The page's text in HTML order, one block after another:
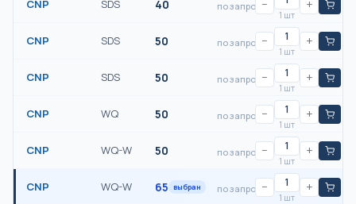
CNP SDS 40 по запросу−
1 шт
+
CNP SDS 50 по запросу−
1 шт
+
CNP SDS 50 по запросу−
1 шт
+
CNP WQ 50 по запросу−
1 шт
+
CNP WQ-W 50 по запросу−
1 шт
+
CNP WQ-W 65 выбран по запросу−
1 шт
+